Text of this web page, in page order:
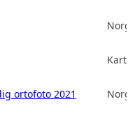
ortofoto 2021